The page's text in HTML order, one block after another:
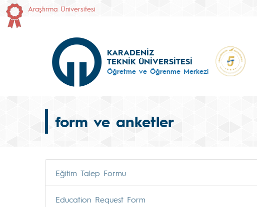
Araştırma Üniversitesi
KARADENİZ
TEKNİK ÜNİVERSİTESİ
Öğretme ve Öğrenme Merkezi
form ve anketler
Eğitim Talep Formu
Education Request Form